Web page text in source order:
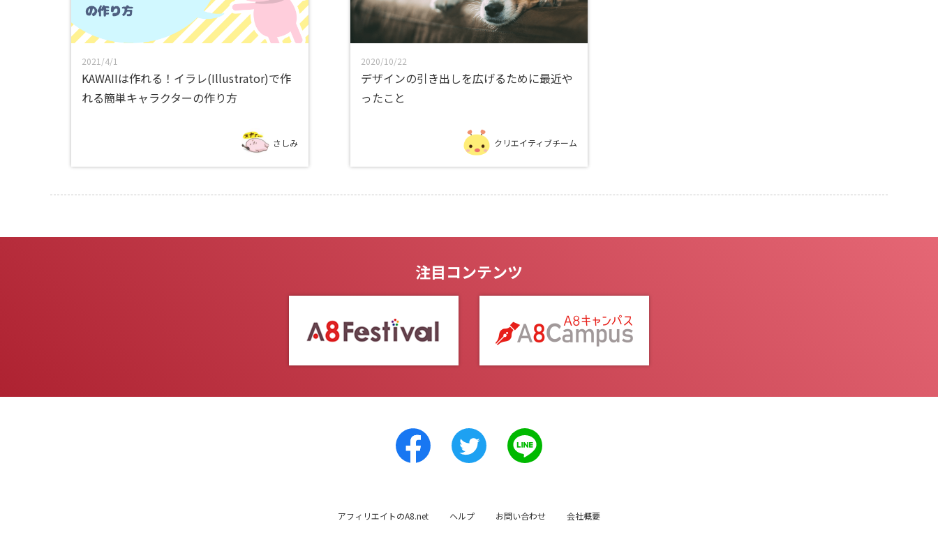
2021/4/1
KAWAIIは作れる！イラレ(Illustrator)で作
れる簡単キャラクターの作り方
さしみ
2020/10/22
デザインの引き出しを広げるために最近や
ったこと
クリエイティブチーム
注目コンテンツ
アフィリエイトのA8.net ヘルプ お問い合わせ 会社概要